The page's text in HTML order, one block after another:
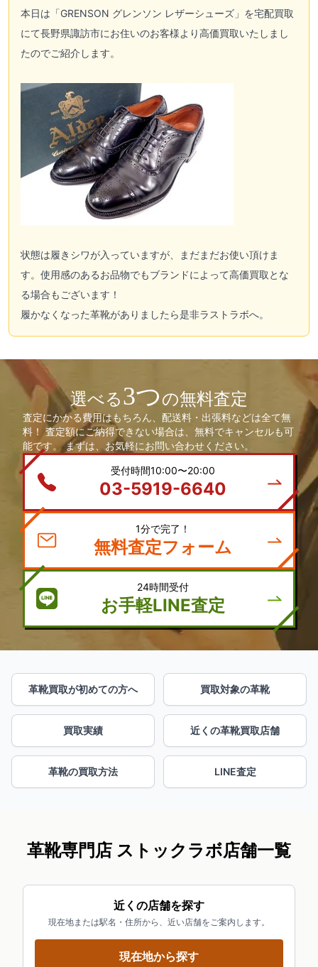
本日は「GRENSON グレンソン レザーシューズ」を宅配買取
にて長野県諏訪市にお住いのお客様より高価買取いたしまし
たのでご紹介します。
状態は履きシワが入っていますが、まだまだお使い頂けま
す。使用感のあるお品物でもブランドによって高価買取とな
る場合もございます！
履かなくなった革靴がありましたら是非ラストラボへ。
選べる3つの無料査定
査定にかかる費用はもちろん、配送料・出張料などは全て無
料！ 査定額にご納得できない場合は、無料でキャンセルも可
能です。 まずは、お気軽にお問い合わせください。
受付時間10:00〜20:00
03-5919-6640
1分で完了！
無料査定フォーム
24時間受付
お手軽LINE査定
革靴買取が初めての方へ 買取対象の革靴
買取実績 近くの革靴買取店舗
革靴の買取方法 LINE査定
革靴専門店 ストックラボ店舗一覧
近くの店舗を探す
現在地または駅名・住所から、近い店舗をご案内します。
現在地から探す